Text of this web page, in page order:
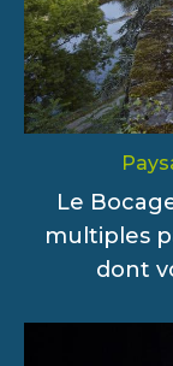
Le
multiples
dont